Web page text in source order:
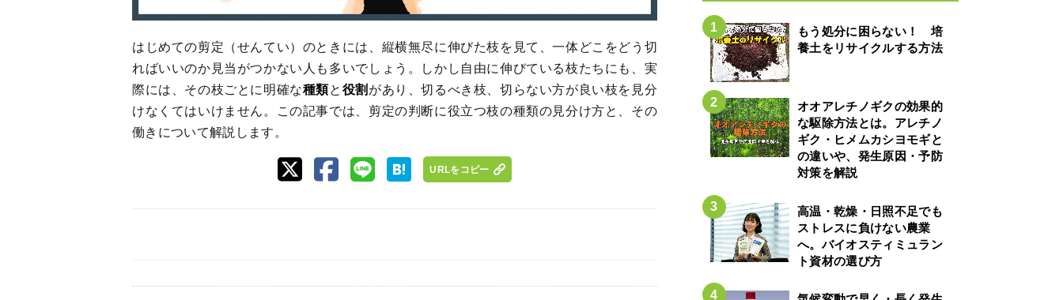
はじめての剪定（せんてい）のときには、縦横無尽に伸びた枝を見て、一体どこをどう切
ればいいのか見当がつかない人も多いでしょう。しかし自由に伸びている枝たちにも、実
際には、その枝ごとに明確な種類と 役割 があり、切るべき枝、切らない方が良い枝を見分
けなくてはいけません。この記事では、剪定の判断に役立つ枝の種類の見分け方と、その
働きについて解説します。
URLをコピー
もう処分に困らない！ 培
養土をリサイクルする方法
オオアレチノギクの効果的
な駆除方法とは。アレチノ
ギク・ヒメムカシヨモギと
の違いや、発生原因・予防
対策を解説
高温・乾燥・日照不足でも
ストレスに負けない農業
へ。バイオスティミュラン
ト資材の選び方